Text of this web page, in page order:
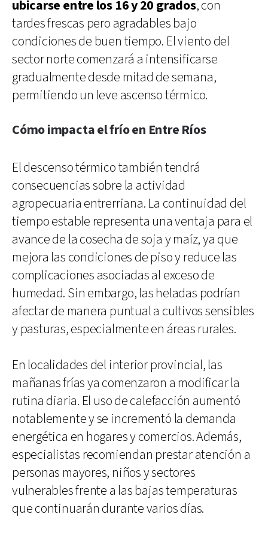
ubicarse entre los 16 y 20 grados, con
tardes frescas pero agradables bajo
condiciones de buen tiempo. El viento del
sector norte comenzará a intensificarse
gradualmente desde mitad de semana,
permitiendo un leve ascenso térmico.
Cómo impacta el frío en Entre Ríos
El descenso térmico también tendrá
consecuencias sobre la actividad
agropecuaria entrerriana. La continuidad del
tiempo estable representa una ventaja para el
avance de la cosecha de soja y maíz, ya que
mejora las condiciones de piso y reduce las
complicaciones asociadas al exceso de
humedad. Sin embargo, las heladas podrían
afectar de manera puntual a cultivos sensibles
y pasturas, especialmente en áreas rurales.
En localidades del interior provincial, las
mañanas frías ya comenzaron a modificar la
rutina diaria. El uso de calefacción aumentó
notablemente y se incrementó la demanda
energética en hogares y comercios. Además,
especialistas recomiendan prestar atención a
personas mayores, niños y sectores
vulnerables frente a las bajas temperaturas
que continuarán durante varios días.